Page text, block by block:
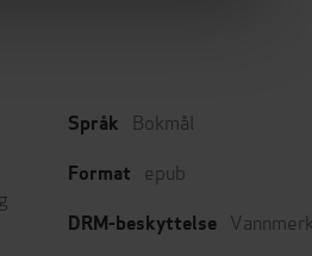
Språk Bokmål
Format epub
DRM-beskyttelse